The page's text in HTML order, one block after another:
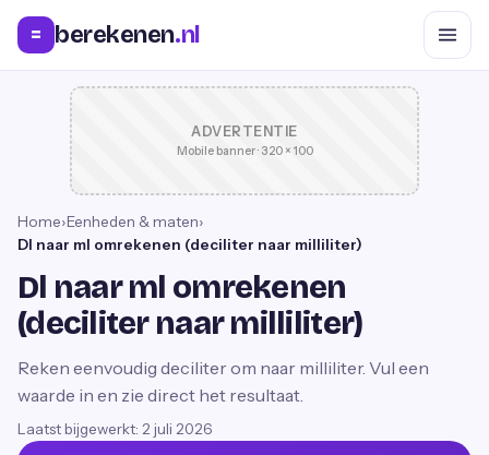
= berekenen.nl
ADVERTENTIE
Mobile banner · 320 × 100
Home›Eenheden & maten›
Dl naar ml omrekenen (deciliter naar milliliter)
Dl naar ml omrekenen
(deciliter naar milliliter)
Reken eenvoudig deciliter om naar milliliter. Vul een
waarde in en zie direct het resultaat.
Laatst bijgewerkt: 2 juli 2026